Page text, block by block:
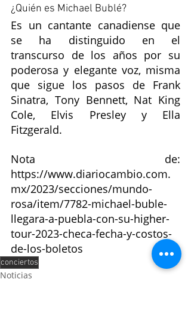
¿Quién es Michael Bublé?
Es un cantante canadiense que
se ha distinguido en el
transcurso de los años por su
poderosa y elegante voz, misma
que sigue los pasos de Frank
Sinatra, Tony Bennett, Nat King
Cole, Elvis Presley y Ella
Fitzgerald.
Nota de:
https://www.diariocambio.com.
mx/2023/secciones/mundo-
rosa/item/7782-michael-buble-
llegara-a-puebla-con-su-higher-
tour-2023-checa-fecha-y-costos-
de-los-boletos
conciertos
Noticias